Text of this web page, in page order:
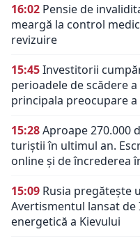
16:02 Pensie de
meargă la control
revizuire
15:45Investitorii
perioadele de scădere
principala preocupare
15:28Aproape 270.000
turiștii în ultimul an.
online și de încrederea
15:09 Rusia pregătește
Avertismentul lansat
energetică a Kievului